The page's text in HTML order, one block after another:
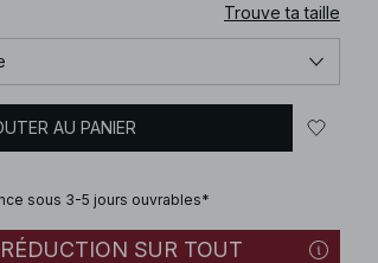
Trouve ta taille
AU PANIER
sous 3-5 jours ouvrables*
SUR TOUT